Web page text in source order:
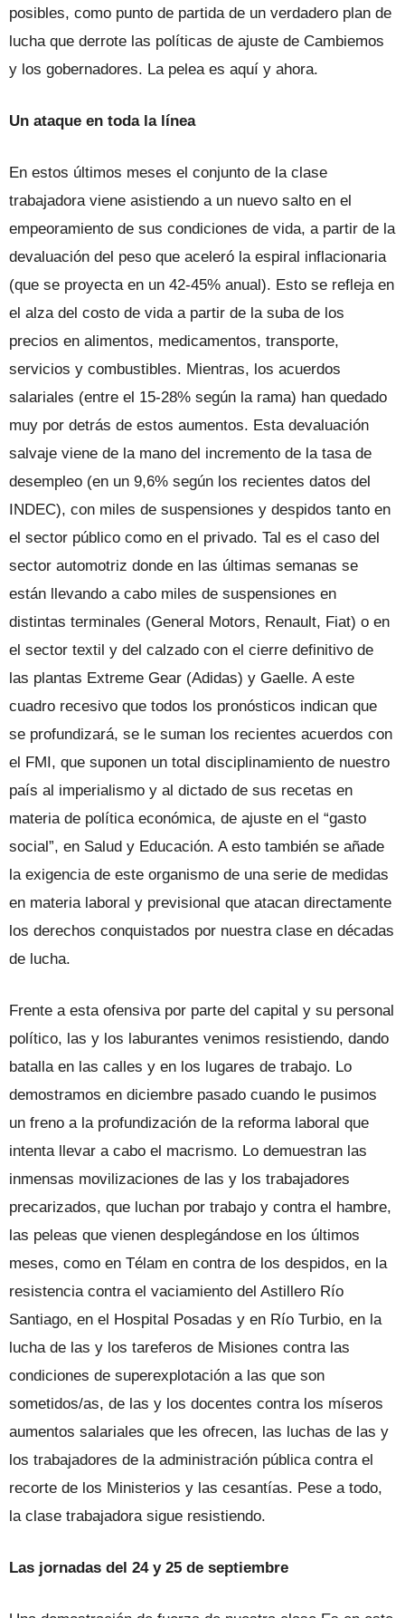
posibles, como punto de partida de un verdadero plan de
lucha que derrote las políticas de ajuste de Cambiemos
y los gobernadores. La pelea es aquí y ahora.
Un ataque en toda la línea
En estos últimos meses el conjunto de la clase
trabajadora viene asistiendo a un nuevo salto en el
empeoramiento de sus condiciones de vida, a partir de la
devaluación del peso que aceleró la espiral inflacionaria
(que se proyecta en un 42-45% anual). Esto se refleja en
el alza del costo de vida a partir de la suba de los
precios en alimentos, medicamentos, transporte,
servicios y combustibles. Mientras, los acuerdos
salariales (entre el 15-28% según la rama) han quedado
muy por detrás de estos aumentos. Esta devaluación
salvaje viene de la mano del incremento de la tasa de
desempleo (en un 9,6% según los recientes datos del
INDEC), con miles de suspensiones y despidos tanto en
el sector público como en el privado. Tal es el caso del
sector automotriz donde en las últimas semanas se
están llevando a cabo miles de suspensiones en
distintas terminales (General Motors, Renault, Fiat) o en
el sector textil y del calzado con el cierre definitivo de
las plantas Extreme Gear (Adidas) y Gaelle. A este
cuadro recesivo que todos los pronósticos indican que
se profundizará, se le suman los recientes acuerdos con
el FMI, que suponen un total disciplinamiento de nuestro
país al imperialismo y al dictado de sus recetas en
materia de política económica, de ajuste en el “gasto
social”, en Salud y Educación. A esto también se añade
la exigencia de este organismo de una serie de medidas
en materia laboral y previsional que atacan directamente
los derechos conquistados por nuestra clase en décadas
de lucha.
Frente a esta ofensiva por parte del capital y su personal
político, las y los laburantes venimos resistiendo, dando
batalla en las calles y en los lugares de trabajo. Lo
demostramos en diciembre pasado cuando le pusimos
un freno a la profundización de la reforma laboral que
intenta llevar a cabo el macrismo. Lo demuestran las
inmensas movilizaciones de las y los trabajadores
precarizados, que luchan por trabajo y contra el hambre,
las peleas que vienen desplegándose en los últimos
meses, como en Télam en contra de los despidos, en la
resistencia contra el vaciamiento del Astillero Río
Santiago, en el Hospital Posadas y en Río Turbio, en la
lucha de las y los tareferos de Misiones contra las
condiciones de superexplotación a las que son
sometidos/as, de las y los docentes contra los míseros
aumentos salariales que les ofrecen, las luchas de las y
los trabajadores de la administración pública contra el
recorte de los Ministerios y las cesantías. Pese a todo,
la clase trabajadora sigue resistiendo.
Las jornadas del 24 y 25 de septiembre